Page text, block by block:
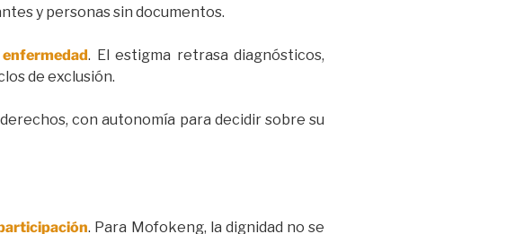
y personas sin documentos.
. El estigma retrasa diagnósticos,
de exclusión.
con autonomía para decidir sobre su
. Para Mofokeng, la dignidad no se